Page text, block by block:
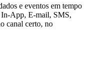
e eventos em tempo
In-App, E-mail, SMS,
canal certo, no